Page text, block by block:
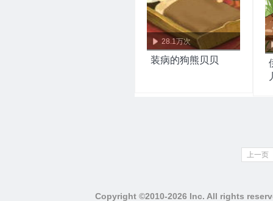
28.1万次
装病的狗熊贝贝
上一页
Copyright ©2010-2026 Inc. All rights